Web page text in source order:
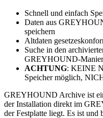
Schnell und einfach
Daten aus
speichern
Altdaten
Suche in den
GREYHOUND-Manier
ACHTUNG: KEINE
Speicher möglich,
GREYHOUND Archive ist
der Installation direkt im
der Festplatte liegt. Es ist und